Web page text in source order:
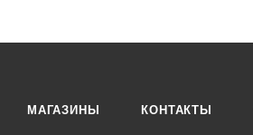
МАГАЗИНЫ КОНТАКТЫ